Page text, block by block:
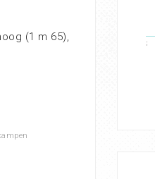
(1 m 65),